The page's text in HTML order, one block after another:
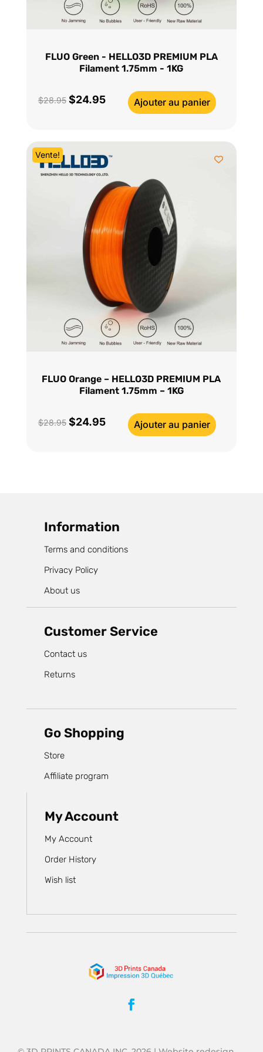
FLUO Green - HELLO3D PREMIUM PLA
Filament 1.75mm - 1KG
$28.95 Le
était :
$28.95.
$24.95Le
est :
$24.95.
Ajouter au panier
Vente!
FLUO Orange – HELLO3D PREMIUM PLA
Filament 1.75mm – 1KG
$28.95 Le
$24.95Le
Ajouter au panier
Information
Terms and conditions
Privacy Policy
About us
Customer Service
Contact us
Returns
Go Shopping
Store
Affiliate program
My Account
My Account
Order History
Wish list